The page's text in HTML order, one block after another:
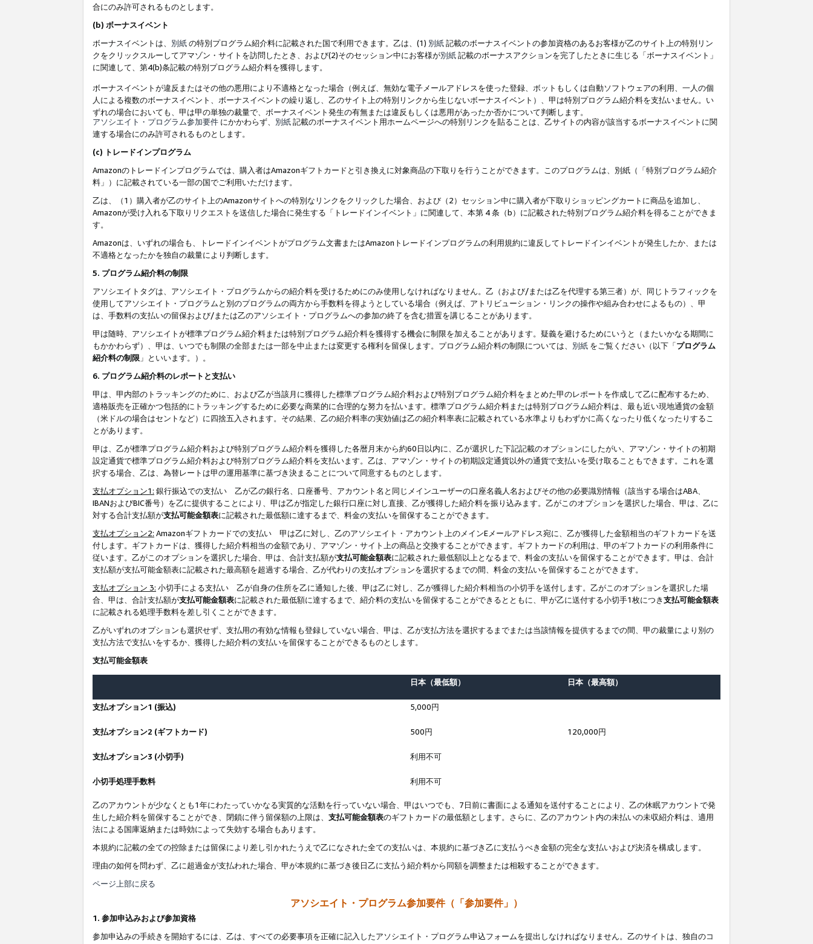
合にのみ許可されるものとします。
(b) ボーナスイベント
ボーナスイベントは、 別紙の特別プログラム紹介料に記載された国で利用できます。乙は、(1) 別紙記載のボーナスイベントの参加資格のあるお客様が乙のサイト上の特別リン
クをクリックスルーしてアマゾン・サイトを訪問したとき、および(2)そのセッション中にお客様が別紙記載のボーナスアクションを完了したときに生じる「ボーナスイベント」
に関連して、第4(b)条記載の特別プログラム紹介料を獲得します。
ボーナスイベントが違反またはその他の悪用により不適格となった場合（例えば、無効な電子メールアドレスを使った登録、ボットもしくは自動ソフトウェアの利用、一人の個
人による複数のボーナスイベント、ボーナスイベントの繰り返し、乙のサイト上の特別リンクから生じないボーナスイベント）、甲は特別プログラム紹介料を支払いません。い
ずれの場合においても、甲は甲の単独の裁量で、ボーナスイベント発生の有無または違反もしくは悪用があったか否かについて判断します。
アソシエイト・プログラム参加要件 にかかわらず、 別紙記載のボーナスイベント用ホームページへの特別リンクを貼ることは、乙サイトの内容が該当するボーナスイベントに関
連する場合にのみ許可されるものとします。
(c) トレードインプログラム
Amazonのトレードインプログラムでは、購入者はAmazonギフトカードと引き換えに対象商品の下取りを行うことができます。このプログラムは、別紙（「特別プログラム紹介
料」）に記載されている一部の国でご利用いただけます。
乙は、（1）購入者が乙のサイト上のAmazonサイトへの特別なリンクをクリックした場合、および（2）セッション中に購入者が下取りショッピングカートに商品を追加し、
Amazonが受け入れる下取りリクエストを送信した場合に発生する「トレードインイベント」に関連して、本第 4 条（b）に記載された特別プログラム紹介料を得ることができま
す。
Amazonは、いずれの場合も、トレードインイベントがプログラム文書またはAmazonトレードインプログラムの利用規約に違反してトレードインイベントが発生したか、または
不適格となったかを独自の裁量により判断します。
5. プログラム紹介料の制限
アソシエイトタグは、アソシエイト・プログラムからの紹介料を受けるためにのみ使用しなければなりません。乙（および/または乙を代理する第三者）が、同じトラフィックを
使用してアソシエイト・プログラムと別のプログラムの両方から手数料を得ようとしている場合（例えば、アトリビューション・リンクの操作や組み合わせによるもの）、甲
は、手数料の支払いの留保および/または乙のアソシエイト・プログラムへの参加の終了を含む措置を講じることがあります。
甲は随時、アソシエイトが標準プログラム紹介料または特別プログラム紹介料を獲得する機会に制限を加えることがあります。疑義を避けるためにいうと（またいかなる期間に
もかかわらず）、甲は、いつでも制限の全部または一部を中止または変更する権利を留保します。プログラム紹介料の制限については、 別紙 をご覧ください（以下「プログラム
紹介料の制限 」といいます。）。
6. プログラム紹介料のレポートと支払い
甲は、甲内部のトラッキングのために、および乙が当該月に獲得した標準プログラム紹介料および特別プログラム紹介料をまとめた甲のレポートを作成して乙に配布するため、
適格販売を正確かつ包括的にトラッキングするために必要な商業的に合理的な努力を払います。標準プログラム紹介料または特別プログラム紹介料は、最も近い現地通貨の金額
（米ドルの場合はセントなど）に四捨五入されます。その結果、乙の紹介料率の実効値は乙の紹介料率表に記載されている水準よりもわずかに高くなったり低くなったりするこ
とがあります。
甲は、乙が標準プログラム紹介料および特別プログラム紹介料を獲得した各暦月末から約60日以内に、乙が選択した下記記載のオプションにしたがい、アマゾン・サイトの初期
設定通貨で標準プログラム紹介料および特別プログラム紹介料を支払います。乙は、アマゾン・サイトの初期設定通貨以外の通貨で支払いを受け取ることもできます。これを選
択する場合、乙は、為替レートは甲の運用基準に基づき決まることについて同意するものとします。
支払オプション1: 銀行振込での支払い 乙が乙の銀行名、口座番号、アカウント名と同じメインユーザーの口座名義人名およびその他の必要識別情報（該当する場合はABA、
IBANおよびBIC番号）を乙に提供することにより、甲は乙が指定した銀行口座に対し直接、乙が獲得した紹介料を振り込みます。乙がこのオプションを選択した場合、甲は、乙に
対する合計支払額が支払可能金額表に記載された最低額に達するまで、料金の支払いを留保することができます。
支払オプション2: Amazonギフトカードでの支払い 甲は乙に対し、乙のアソシエイト・アカウント上のメインEメールアドレス宛に、乙が獲得した金額相当のギフトカードを送
付します。ギフトカードは、獲得した紹介料相当の金額であり、アマゾン・サイト上の商品と交換することができます。ギフトカードの利用は、甲のギフトカードの利用条件に
従います。乙がこのオプションを選択した場合、甲は、合計支払額が支払可能金額表に記載された最低額以上となるまで、料金の支払いを留保することができます。甲は、合計
支払額が支払可能金額表に記載された最高額を超過する場合、乙が代わりの支払オプションを選択するまでの間、料金の支払いを留保することができます。
支払オプション 3: 小切手による支払い 乙が自身の住所を乙に通知した後、甲は乙に対し、乙が獲得した紹介料相当の小切手を送付します。乙がこのオプションを選択した場
合、甲は、合計支払額が支払可能金額表に記載された最低額に達するまで、紹介料の支払いを留保することができるとともに、甲が乙に送付する小切手1枚につき支払可能金額表
に記載される処理手数料を差し引くことができます。
乙がいずれのオプションも選択せず、支払用の有効な情報も登録していない場合、甲は、乙が支払方法を選択するまでまたは当該情報を提供するまでの間、甲の裁量により別の
支払方法で支払いをするか、獲得した紹介料の支払いを留保することができるものとします。
支払可能金額表
日本（最低額） 日本（最高額）
支払オプション1 (振込) 5,000円
支払オプション2 (ギフトカード) 500円 120,000円
支払オプション3 (小切手) 利用不可
小切手処理手数料 利用不可
乙のアカウントが少なくとも1年にわたっていかなる実質的な活動を行っていない場合、甲はいつでも、7日前に書面による通知を送付することにより、乙の休眠アカウントで発
生した紹介料を留保することができ、閉鎖に伴う留保額の上限は、 支払可能金額表のギフトカードの最低額とします。さらに、乙のアカウント内の未払いの未収紹介料は、適用
法による国庫返納または時効によって失効する場合もあります。
本規約に記載の全ての控除または留保により差し引かれたうえで乙になされた全ての支払いは、本規約に基づき乙に支払うべき金額の完全な支払いおよび決済を構成します。
理由の如何を問わず、乙に超過金が支払われた場合、甲が本規約に基づき後日乙に支払う紹介料から同額を調整または相殺することができます。
ページ上部に戻る
アソシエイト・プログラム参加要件（「参加要件」）
1. 参加申込みおよび参加資格
参加申込みの手続きを開始するには、乙は、すべての必要事項を正確に記入したアソシエイト・プログラム申込フォームを提出しなければなりません。乙のサイトは、独自のコ